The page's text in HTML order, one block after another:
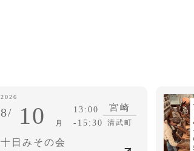
2026
8/ 10 月
13:00
-15:30
宮崎
清武町
十日みその会